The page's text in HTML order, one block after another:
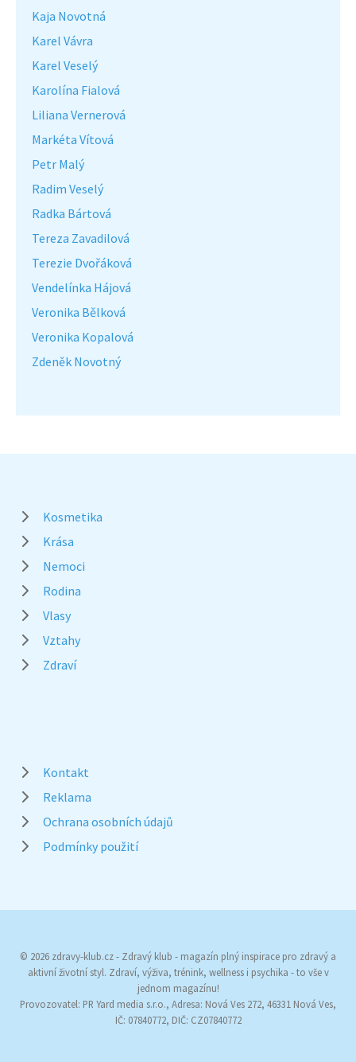
Kaja Novotná
Karel Vávra
Karel Veselý
Karolína Fialová
Liliana Vernerová
Markéta Vítová
Petr Malý
Radim Veselý
Radka Bártová
Tereza Zavadilová
Terezie Dvořáková
Vendelínka Hájová
Veronika Bělková
Veronika Kopalová
Zdeněk Novotný
Kosmetika
Krása
Nemoci
Rodina
Vlasy
Vztahy
Zdraví
Kontakt
Reklama
Ochrana osobních údajů
Podmínky použití
© 2026 zdravy-klub.cz - Zdravý klub - magazín plný inspirace pro zdravý a
aktivní životní styl. Zdraví, výživa, trénink, wellness i psychika - to vše v
jednom magazínu!
Provozovatel: PR Yard media s.r.o., Adresa: Nová Ves 272, 46331 Nová Ves,
IČ: 07840772, DIČ: CZ07840772